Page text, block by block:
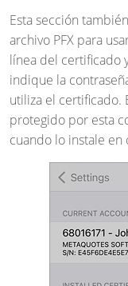
Esta sección
archivo PFX para
línea del certificado
indique la
utiliza el certificado.
protegido por esta
cuando lo instale